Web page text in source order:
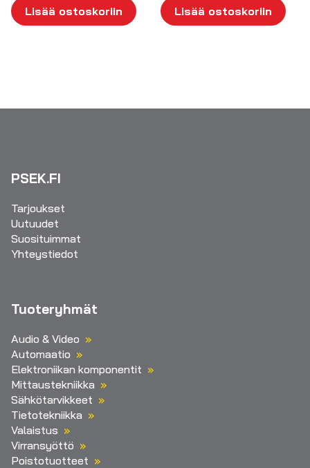
Lisää ostoskoriin Lisää ostoskoriin
PSEK.FI
Tarjoukset
Uutuudet
Suosituimmat
Yhteystiedot
Tuoteryhmät
Audio & Video
Automaatio
Elektroniikan komponentit
Mittaustekniikka
Sähkötarvikkeet
Tietotekniikka
Valaistus
Virransyöttö
Poistotuotteet